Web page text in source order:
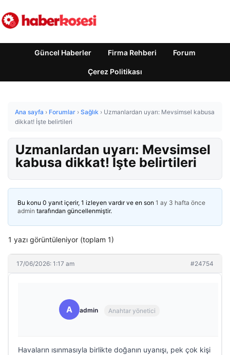
Güncel Haberler Firma Rehberi Forum
Çerez Politikası
Ana sayfa › Forumlar › Sağlık › Uzmanlardan uyarı: Mevsimsel kabusa
dikkat! İşte belirtileri
Uzmanlardan uyarı: Mevsimsel
kabusa dikkat! İşte belirtileri
Bu konu 0 yanıt içerir, 1 izleyen vardır ve en son 1 ay 3 hafta önce
admin tarafından güncellenmiştir.
1 yazı görüntüleniyor (toplam 1)
17/06/2026: 1:17 am #24754
A admin Anahtar yönetici
Havaların ısınmasıyla birlikte doğanın uyanışı, pek çok kişi